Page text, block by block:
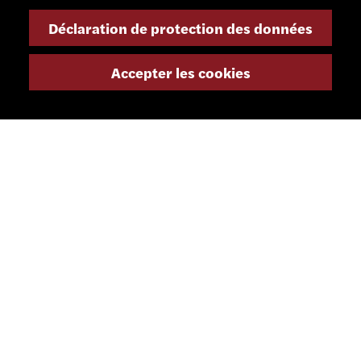
info@smsa.ch
Contact
Shop
Déclaration de protection des données
Accepter les cookies